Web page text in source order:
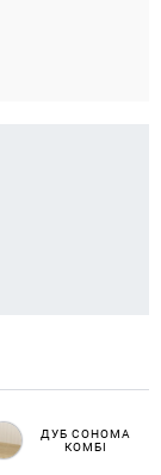
ДУБ СОНОМА
КОМБІ